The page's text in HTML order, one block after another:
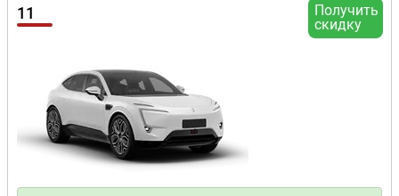
Получить
скидку
11